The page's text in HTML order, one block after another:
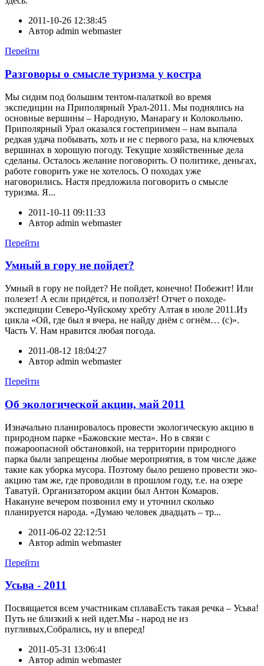
2011-10-26 12:38:45
Автор admin webmaster
Перейти
Разговоры о смысле туризма у костра
Мы сидим под большим тентом-палаткой во время
экспедиции на Приполярный Урал-2011. Мы поднялись на
основные вершины – Народную, Манарагу и Колокольню.
Приполярный Урал оказался гостеприимен – нам выпала
редкая удача побывать, хоть и не с первого раза, на ключевых
вершинах в хорошую погоду. Текущие хозяйственные дела
сделаны. Осталось желание поговорить. О политике, деньгах,
работе говорить уже не хотелось. О походах уже
наговорились. Настя предложила поговорить о смысле
туризма. Я...
2011-10-11 09:11:33
Автор admin webmaster
Перейти
Умный в гору не пойдет?
Умный в гору не пойдет? Не пойдет, конечно! Побежит! Или
полезет! А если придётся, и поползёт! Отчет о походе-
экспедиции Северо-Чуйскому хребту Алтая в июле 2011.Из
цикла «Ой, где был я вчера, не найду днём с огнём… (с)».
Часть V. Нам нравится любая погода.
2011-08-12 18:04:27
Автор admin webmaster
Перейти
Об экологической акции, май 2011
Изначально планировалось провести экологическую акцию в
природном парке «Бажовские места». Но в связи с
пожароопасной обстановкой, на территории природного
парка были запрещены любые мероприятия, в том числе даже
такие как уборка мусора. Поэтому было решено провести эко-
акцию там же, где проводили в прошлом году, т.е. на озере
Таватуй. Организатором акции был Антон Комаров.
Накануне вечером позвонил ему и уточнил сколько
планируется народа. «Думаю человек двадцать – тр...
2011-06-02 22:12:51
Автор admin webmaster
Перейти
Усьва - 2011
Посвящается всем участникам сплаваЕсть такая речка – Усьва!
Путь не близкий к ней идет.Мы - народ не из
пугливых,Собрались, ну и вперед!
2011-05-31 13:06:41
Автор admin webmaster